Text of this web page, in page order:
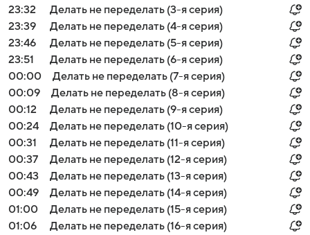
23:32
Делать не переделать (3-я серия)
23:39
Делать не переделать (4-я серия)
23:46
Делать не переделать (5-я серия)
23:51
Делать не переделать (6-я серия)
00:00
Делать не переделать (7-я серия)
00:09
Делать не переделать (8-я серия)
00:12
Делать не переделать (9-я серия)
00:24
Делать не переделать (10-я серия)
00:31
Делать не переделать (11-я серия)
00:37
Делать не переделать (12-я серия)
00:43
Делать не переделать (13-я серия)
00:49
Делать не переделать (14-я серия)
01:00
Делать не переделать (15-я серия)
01:06
Делать не переделать (16-я серия)